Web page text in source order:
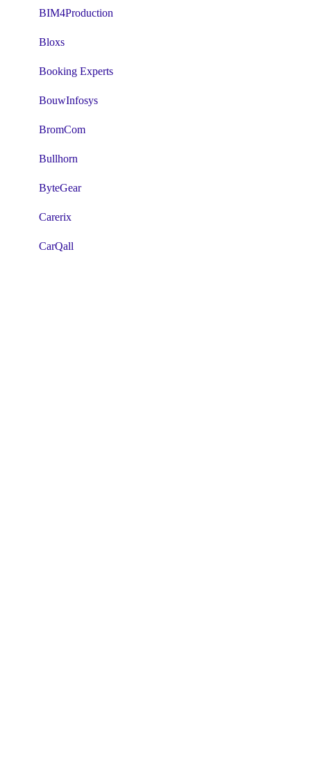
BIM4Production
Bloxs
Booking Experts
BouwInfosys
BromCom
Bullhorn
ByteGear
Carerix
CarQall